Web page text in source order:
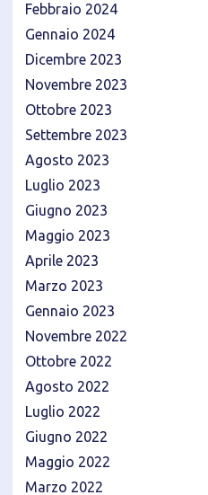
Febbraio 2024
Gennaio 2024
Dicembre 2023
Novembre 2023
Ottobre 2023
Settembre 2023
Agosto 2023
Luglio 2023
Giugno 2023
Maggio 2023
Aprile 2023
Marzo 2023
Gennaio 2023
Novembre 2022
Ottobre 2022
Agosto 2022
Luglio 2022
Giugno 2022
Maggio 2022
Marzo 2022